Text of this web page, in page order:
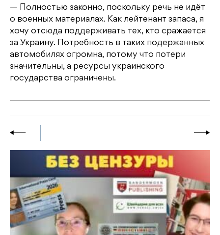
— Полностью законно, поскольку речь не идёт
о военных материалах. Как лейтенант запаса, я
хочу отсюда поддерживать тех, кто сражается
за Украину. Потребность в таких подержанных
автомобилях огромна, потому что потери
значительны, а ресурсы украинского
государства ограничены.